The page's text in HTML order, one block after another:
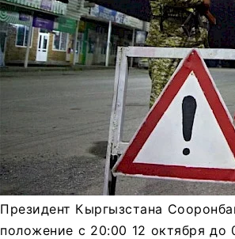
Президент Кыргызстана
положение с 20:00 12 октября